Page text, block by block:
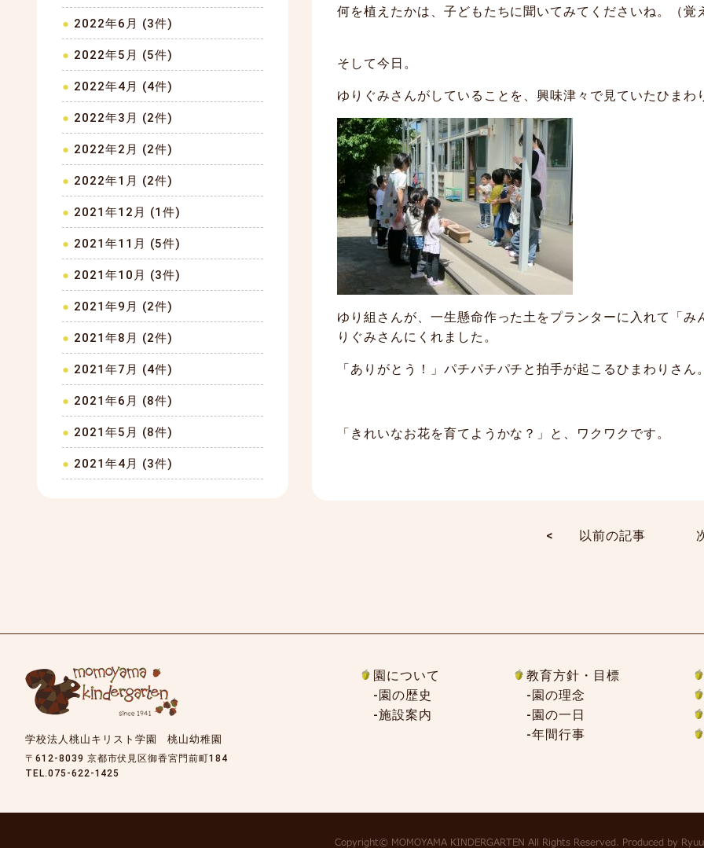
2022年6月 (3件)
2022年5月 (5件)
2022年4月 (4件)
2022年3月 (2件)
2022年2月 (2件)
2022年1月 (2件)
2021年12月 (1件)
2021年11月 (5件)
2021年10月 (3件)
2021年9月 (2件)
2021年8月 (2件)
2021年7月 (4件)
2021年6月 (8件)
2021年5月 (8件)
2021年4月 (3件)
何を植えたかは、子どもたちに聞いてみてくださいね。（覚
そして今日。
ゆりぐみさんがしていることを、興味津々で見ていたひまわ
ゆり組さんが、一生懸命作った土をプランターに入れて「
りぐみさんにくれました。
「ありがとう！」パチパチパチと拍手が起こるひまわりさん
「きれいなお花を育てようかな？」と、ワクワクです。
< 以前の記事
学校法人桃山キリスト学園 桃山幼稚園
〒612-8039 京都市伏見区御香宮門前町184
TEL.075-622-1425
園について
園の歴史
施設案内
教育方針・目標
園の理念
園の一日
年間行事